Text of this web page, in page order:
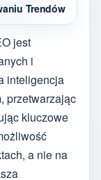
Trendów
jest
i
inteligencja
przetwarzając
kluczowe
a nie na